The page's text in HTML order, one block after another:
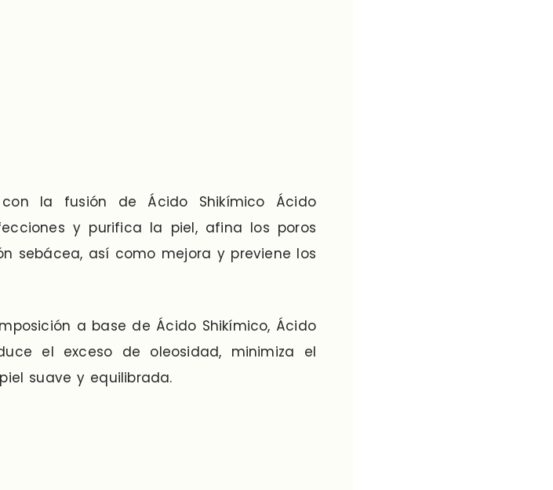
con la fusión de Ácido Shikímico Ácido
y purifica la piel, afina los poros
sebácea, así como mejora y previene los
a base de Ácido Shikímico, Ácido
el exceso de oleosidad, minimiza el
suave y equilibrada.